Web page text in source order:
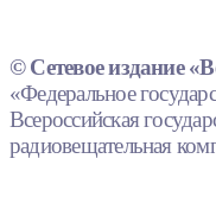
© Сетевое издание
«Федеральное
Всероссийская
радиовещательная